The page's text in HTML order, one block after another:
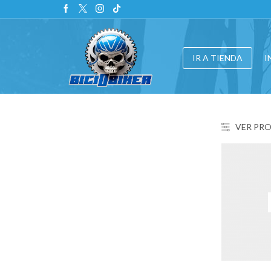
IR A TIENDA
VER